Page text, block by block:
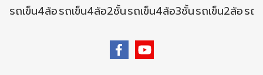
รถเข็น4ล้อรถเข็น4ล้อ2ชั้นรถเข็น4ล้อ3ชั้นรถเข็น2ล้อรถ